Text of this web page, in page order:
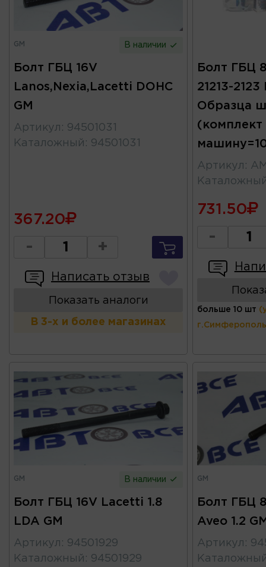
GM В наличии
Болт ГБЦ 16V
Lanos,Nexia,Lacetti DOHC
GM
Артикул : 94501031
Каталожный : 94501031
367.20
- +
Написать отзыв
Показать аналоги
В 3-х и более магазинах
Болт ГБЦ
21213-
Образца
(комплект
Артикул :
731.50
-
больше 10 шт
GM В наличии
Болт ГБЦ 16V Lacetti 1.8
LDA GM
Артикул : 94501929
Каталожный : 94501929
GM
Болт ГБЦ
Aveo 1.2
Артикул :